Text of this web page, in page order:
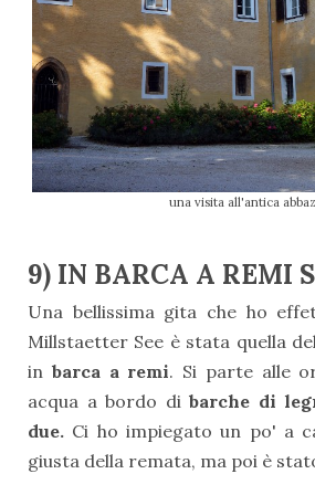
una visita all'antica
9) IN BARCA A REMI
Una bellissima gita che ho
Millstaetter See è stata quella
in barca a remi. Si parte alle
acqua a bordo dibarche di
due. Ci ho impiegato un po' a
giusta della remata, ma poi è